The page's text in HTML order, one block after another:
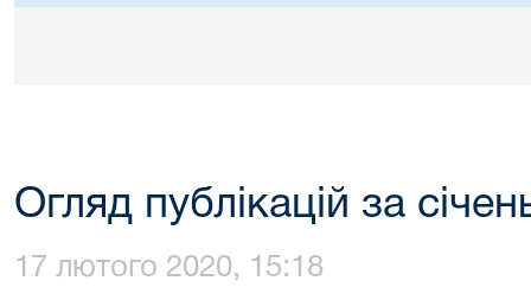
Огляд публікацій за
17 лютого 2020, 15:18